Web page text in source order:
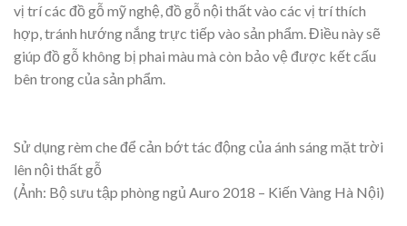
vị trí các đồ gỗ mỹ nghệ, đồ gỗ nội thất vào các vị trí thích
hợp, tránh hướng nắng trực tiếp vào sản phẩm. Điều này sẽ
giúp đồ gỗ không bị phai màu mà còn bảo vệ được kết cấu
bên trong của sản phẩm.
Sử dụng rèm che để cản bớt tác động của ánh sáng mặt trời
lên nội thất gỗ
(Ảnh: Bộ sưu tập phòng ngủ Auro 2018 – Kiến Vàng Hà Nội)